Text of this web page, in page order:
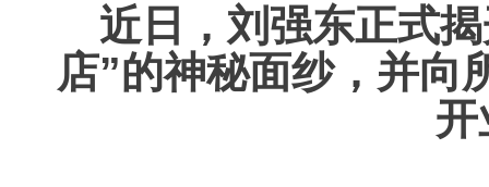
近日，刘强东正式
店”的神秘面纱，并向
开